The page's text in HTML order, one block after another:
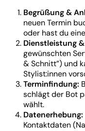
Begrüßung &
neuen Termin
oder hast du
Dienstleistung
gewünschten
& Schnitt”) und
Stylist:innen
Terminfindung:
schlägt der Bot
wählt.
Datenerhebung:
Kontaktdaten